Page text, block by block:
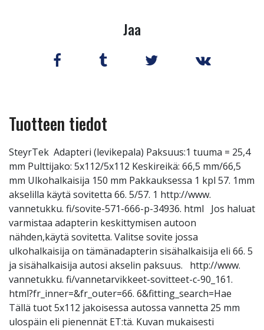
Jaa
Tuotteen tiedot
SteyrTek Adapteri (levikepala) Paksuus:1 tuuma = 25,4
mm Pulttijako: 5x112/5x112 Keskireikä: 66,5 mm/66,5
mm Ulkohalkaisija 150 mm Pakkauksessa 1 kpl 57. 1mm
akselilla käytä sovitetta 66. 5/57. 1 http://www.
vannetukku. fi/sovite-571-666-p-34936. html Jos haluat
varmistaa adapterin keskittymisen autoon
nähden,käytä sovitetta. Valitse sovite jossa
ulkohalkaisija on tämänadapterin sisähalkaisija eli 66. 5
ja sisähalkaisija autosi akselin paksuus. http://www.
vannetukku. fi/vannetarvikkeet-sovitteet-c-90_161.
html?fr_inner=&fr_outer=66. 6&fitting_search=Hae
Tällä tuot 5x112 jakoisessa autossa vannetta 25 mm
ulospäin eli pienennät ET:tä. Kuvan mukaisesti